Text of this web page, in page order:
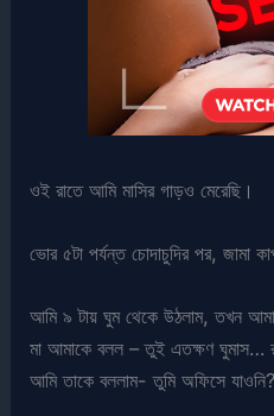
ওই রাতে আমি মাসির গাড়ও মেরেছি।
ভোর ৫টা পর্যন্ত চোদাচুদির পর, জামা
আমি ৯ টায় ঘুম থেকে উঠলাম, তখন
মা আমাকে বলল – তুই এতক্ষণ ঘুমাস…
আমি তাকে বললাম- তুমি অফিসে যাওনি?